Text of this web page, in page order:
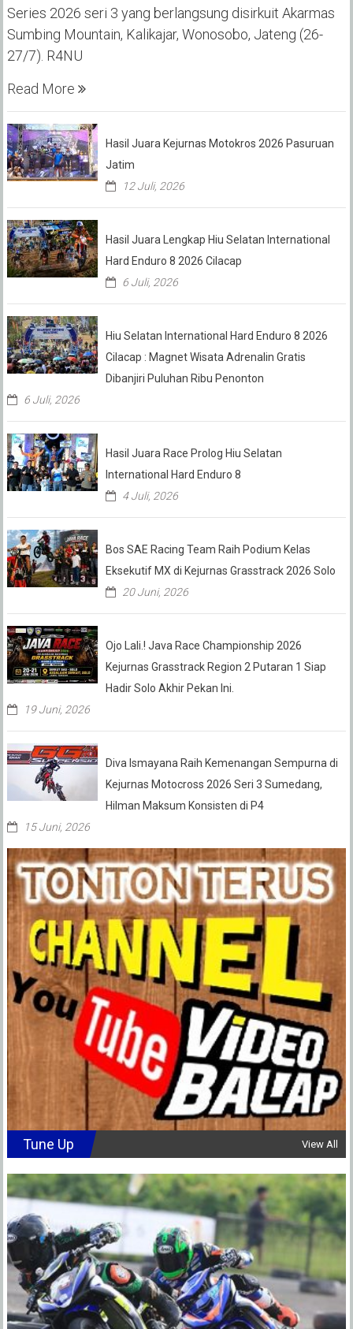
Series 2026 seri 3 yang berlangsung disirkuit Akarmas
Sumbing Mountain, Kalikajar, Wonosobo, Jateng (26-
27/7). R4NU
Read More
Hasil Juara Kejurnas Motokros 2026 Pasuruan
Jatim
12 Juli, 2026
Hasil Juara Lengkap Hiu Selatan International
Hard Enduro 8 2026 Cilacap
6 Juli, 2026
Hiu Selatan International Hard Enduro 8 2026
Cilacap : Magnet Wisata Adrenalin Gratis
Dibanjiri Puluhan Ribu Penonton
6 Juli, 2026
Hasil Juara Race Prolog Hiu Selatan
International Hard Enduro 8
4 Juli, 2026
Bos SAE Racing Team Raih Podium Kelas
Eksekutif MX di Kejurnas Grasstrack 2026 Solo
20 Juni, 2026
Ojo Lali.! Java Race Championship 2026
Kejurnas Grasstrack Region 2 Putaran 1 Siap
Hadir Solo Akhir Pekan Ini.
19 Juni, 2026
Diva Ismayana Raih Kemenangan Sempurna di
Kejurnas Motocross 2026 Seri 3 Sumedang,
Hilman Maksum Konsisten di P4
15 Juni, 2026
Tune Up View All